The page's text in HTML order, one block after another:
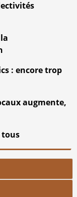
: encore trop
augmente,
tous